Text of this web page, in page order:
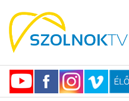
"2024-10-20 23:59:59" )